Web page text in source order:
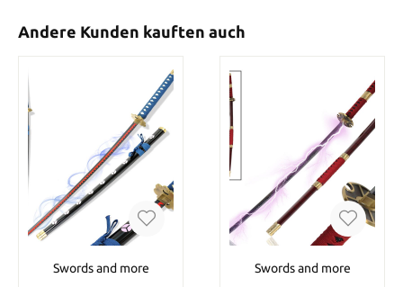
Andere Kunden kauften auch
Swords and more Swords and more